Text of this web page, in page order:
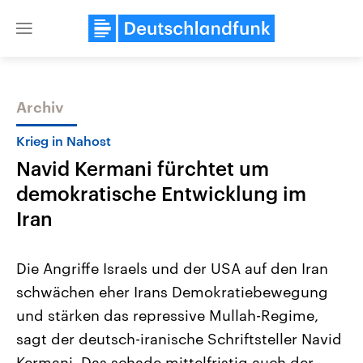
Close
Themen
2026
Alle Informationen
Sachsen-Anhalt wählt am 6.
September 2026 einen neuen
Landtag. Seit 2021 wird das
Bundesland von einer Koalition aus
Aktuelle Beiträge,
Hintergründe
Wirtschaftlich und
gehören die Vereinigten
den mächtigsten Ländern
mit großem Einfluss auf
Archiv
Krieg in Nahost
Navid Kermani fürchtet um
demokratische Entwicklung im
Iran
Die Angriffe Israels und der USA auf den Iran
schwächen eher Irans Demokratiebewegung
und stärken das repressive Mullah-Regime,
sagt der deutsch-iranische Schriftsteller Navid